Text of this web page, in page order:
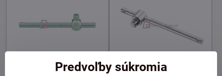
Predvoľby súkromia